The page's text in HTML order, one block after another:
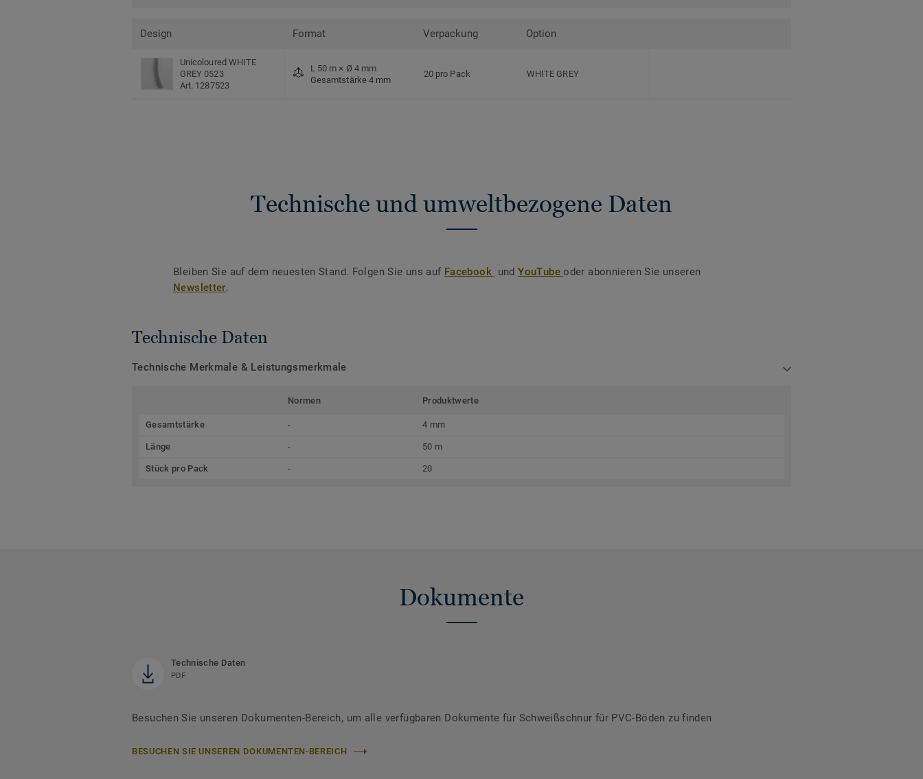
Design Format Verpackung Option
Unicoloured WHITE
GREY 0523
Art. 1287523
L 50 m × Ø 4 mm
Gesamtstärke 4 mm
20 pro Pack WHITE GREY
Technische und umweltbezogene Daten
Bleiben Sie auf dem neuesten Stand. Folgen Sie uns auf Facebook undYouTubeoder abonnieren Sie unseren
Newsletter.
Technische Daten
Technische Merkmale & Leistungsmerkmale
Normen Produktwerte
Gesamtstärke - 4 mm
Länge - 50 m
Stück pro Pack - 20
Dokumente
Technische Daten
PDF
Besuchen Sie unseren Dokumenten-Bereich, um alle verfügbaren Dokumente für Schweißschnur für PVC-Böden zu finden
BESUCHEN SIE UNSEREN DOKUMENTEN-BEREICH